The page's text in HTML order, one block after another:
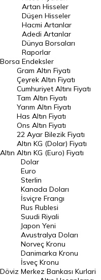
En Çok Düşen Hisseler
Hacmi Artanlar
Geçmiş Kapanışlar
Dünya Borsaları
Raporlar
Endeksler
DÖVİZ
Döviz Kuru
Dolar Kuru
Euro Kuru
Pound Kuru
Frank Kuru
Riyal Kuru
Avustralya Doları
Danimarka Kronu Kuru
Kanada Doları Kuru
Norveç Kronu Kuru
Borsa
Artan Hisseler
Düşen Hisseler
Hacmi Artanlar
Adedi Artanlar
Dünya Borsaları
Raporlar
Endeksler
Altın
Gram Altın Fiyatı
Çeyrek Altın Fiyatı
Cumhuriyet Altını Fiyatı
Tam Altın Fiyatı
Yarım Altın Fiyatı
Has Altın Fiyatı
Ons Altın Fiyatı
22 Ayar Bilezik Fiyatı
Altın KG (Dolar) Fiyatı
Altın KG (Euro) Fiyatı
Döviz
Dolar
Euro
Sterlin
Kanada Doları
İsviçre Frangı
Rus Rublesi
Suudi Riyali
Japon Yeni
Avustralya Doları
Norveç Kronu
Danimarka Kronu
İsveç Kronu
Merkez Bankası Kurlari